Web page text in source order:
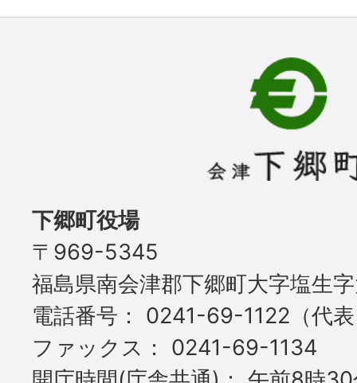
下郷町役場
〒969-5345
福島県南会津郡下郷町大字塩生
電話番号
0241-69-1122（代
ファックス
0241-69-1134